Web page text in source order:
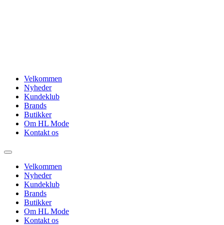
Velkommen
Nyheder
Kundeklub
Brands
Butikker
Om HL Mode
Kontakt os
Velkommen
Nyheder
Kundeklub
Brands
Butikker
Om HL Mode
Kontakt os